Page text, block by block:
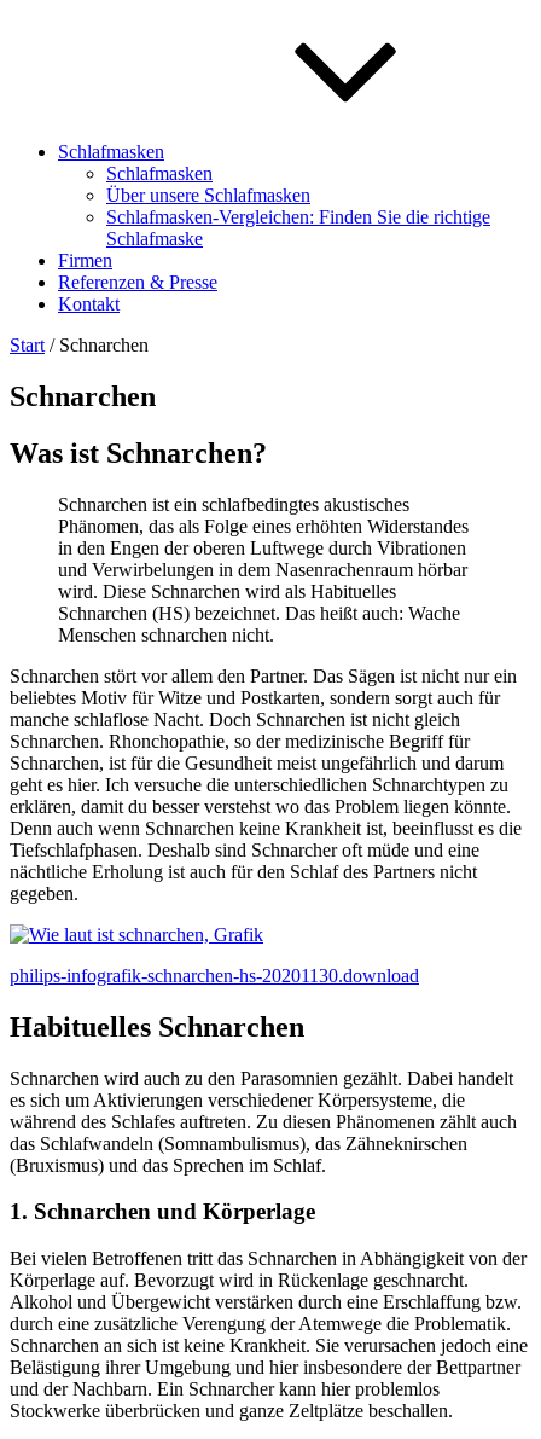
Schlafmasken
Schlafmasken
Über unsere Schlafmasken
Schlafmasken-Vergleichen: Finden Sie die richtige
Schlafmaske
Firmen
Referenzen & Presse
Kontakt
Start / Schnarchen
Schnarchen
Was ist Schnarchen?
Schnarchen ist ein schlafbedingtes akustisches
Phänomen, das als Folge eines erhöhten Widerstandes
in den Engen der oberen Luftwege durch Vibrationen
und Verwirbelungen in dem Nasenrachenraum hörbar
wird. Diese Schnarchen wird als Habituelles
Schnarchen (HS) bezeichnet. Das heißt auch: Wache
Menschen schnarchen nicht.
Schnarchen stört vor allem den Partner. Das Sägen ist nicht nur ein
beliebtes Motiv für Witze und Postkarten, sondern sorgt auch für
manche schlaflose Nacht. Doch Schnarchen ist nicht gleich
Schnarchen. Rhonchopathie, so der medizinische Begriff für
Schnarchen, ist für die Gesundheit meist ungefährlich und darum
geht es hier. Ich versuche die unterschiedlichen Schnarchtypen zu
erklären, damit du besser verstehst wo das Problem liegen könnte.
Denn auch wenn Schnarchen keine Krankheit ist, beeinflusst es die
Tiefschlafphasen. Deshalb sind Schnarcher oft müde und eine
nächtliche Erholung ist auch für den Schlaf des Partners nicht
gegeben.
philips-infografik-schnarchen-hs-20201130.download
Habituelles Schnarchen
Schnarchen wird auch zu den Parasomnien gezählt. Dabei handelt
es sich um Aktivierungen verschiedener Körpersysteme, die
während des Schlafes auftreten. Zu diesen Phänomenen zählt auch
das Schlafwandeln (Somnambulismus), das Zähneknirschen
(Bruxismus) und das Sprechen im Schlaf.
1. Schnarchen und Körperlage
Bei vielen Betroffenen tritt das Schnarchen in Abhängigkeit von der
Körperlage auf. Bevorzugt wird in Rückenlage geschnarcht.
Alkohol und Übergewicht verstärken durch eine Erschlaffung bzw.
durch eine zusätzliche Verengung der Atemwege die Problematik.
Schnarchen an sich ist keine Krankheit. Sie verursachen jedoch eine
Belästigung ihrer Umgebung und hier insbesondere der Bettpartner
und der Nachbarn. Ein Schnarcher kann hier problemlos
Stockwerke überbrücken und ganze Zeltplätze beschallen.